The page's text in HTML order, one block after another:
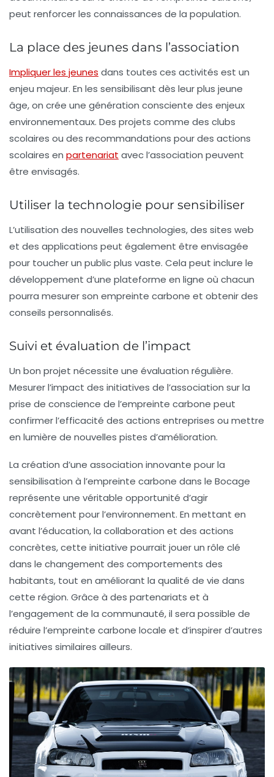
peut renforcer les connaissances de la population.
La place des jeunes dans l’association
Impliquer les jeunes dans toutes ces activités est un
enjeu majeur. En les sensibilisant dès leur plus jeune
âge, on crée une génération consciente des enjeux
environnementaux. Des projets comme des clubs
scolaires ou des recommandations pour des actions
scolaires en partenariat avec l’association peuvent
être envisagés.
Utiliser la technologie pour sensibiliser
L’utilisation des nouvelles technologies, des sites web
et des applications peut également être envisagée
pour toucher un public plus vaste. Cela peut inclure le
développement d’une plateforme en ligne où chacun
pourra mesurer son empreinte carbone et obtenir des
conseils personnalisés.
Suivi et évaluation de l’impact
Un bon projet nécessite une évaluation régulière.
Mesurer l’impact des initiatives de l’association sur la
prise de conscience de l’empreinte carbone peut
confirmer l’efficacité des actions entreprises ou mettre
en lumière de nouvelles pistes d’amélioration.
La création d’une association innovante pour la
sensibilisation à l’empreinte carbone dans le Bocage
représente une véritable opportunité d’agir
concrètement pour l’environnement. En mettant en
avant l’éducation, la collaboration et des actions
concrètes, cette initiative pourrait jouer un rôle clé
dans le changement des comportements des
habitants, tout en améliorant la qualité de vie dans
cette région. Grâce à des partenariats et à
l’engagement de la communauté, il sera possible de
réduire l’empreinte carbone locale et d’inspirer d’autres
initiatives similaires ailleurs.